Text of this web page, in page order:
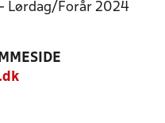
Lørdag/Forår 2024